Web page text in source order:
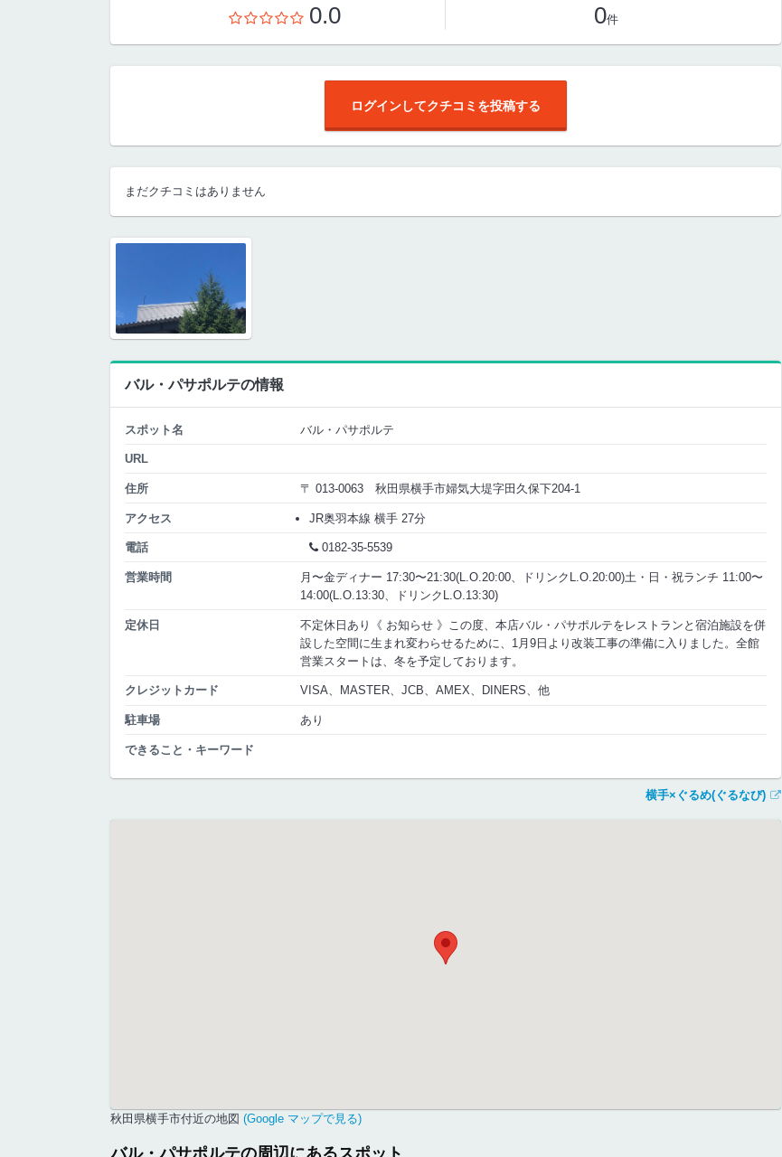
0.0 0件
ログインしてクチコミを投稿する
まだクチコミはありません
バル・パサポルテの情報
スポット名 バル・パサポルテ
URL
住所 〒 013-0063 秋田県横手市婦気大堤字田久保下204-1
アクセス JR奥羽本線 横手 27分
電話 0182-35-5539
営業時間
月〜金ディナー 17:30〜21:30(L.O.20:00、ドリンクL.O.20:00)土・日・祝ランチ 11:00〜
14:00(L.O.13:30、ドリンクL.O.13:30)
定休日
不定休日あり《 お知らせ 》この度、本店バル・パサポルテをレストランと宿泊施設を併
設した空間に生まれ変わらせるために、1月9日より改装工事の準備に入りました。全館
営業スタートは、冬を予定しております。
クレジットカード VISA、MASTER、JCB、AMEX、DINERS、他
駐車場 あり
できること・キーワード
横手×ぐるめ(ぐるなび)
秋田県横手市付近の地図 (Google マップで見る)
バル・パサポルテの周辺にあるスポット